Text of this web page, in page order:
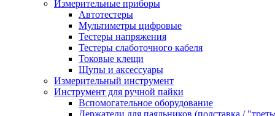
Измерительные приборы
Автотестеры
Мультиметры цифровые
Тестеры напряжения
Тестеры слаботочного кабеля
Токовые клещи
Щупы и аксессуары
Измерительный инструмент
Инструмент для ручной пайки
Вспомогательное оборудование
Держатели для паяльников (подставка /